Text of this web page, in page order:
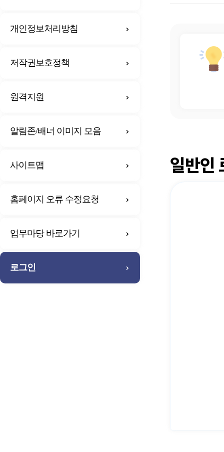
개인정보처리방침
저작권보호정책
원격지원
알림존/배너 이미지 모음
사이트맵
홈페이지 오류 수정요청
업무마당 바로가기
로그인
일반인